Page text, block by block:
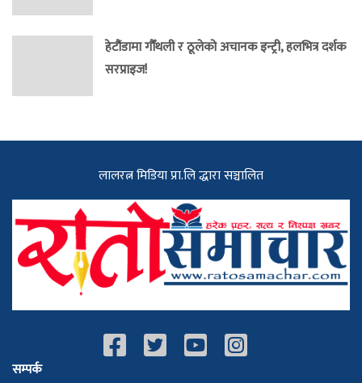
हेटौंडामा गौँथली र ठूलेको अचानक इन्ट्री, हलभित्र दर्शक
सरप्राइज!
लालरत्न मिडिया प्रा.लि द्धारा सञ्चालित
सम्पर्क